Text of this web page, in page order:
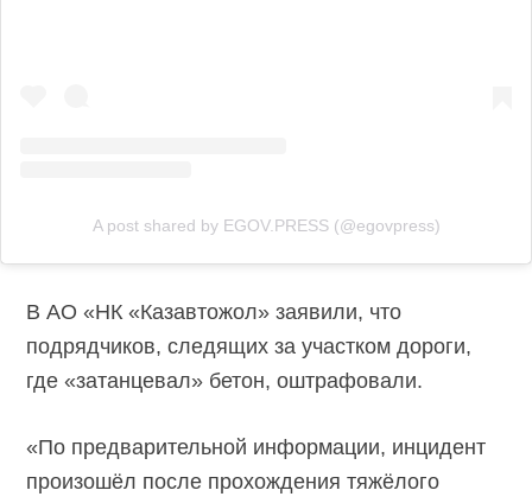
A post shared by EGOV.PRESS (@egovpress)
В АО «НК «Казавтожол» заявили, что
подрядчиков, следящих за участком дороги,
где «затанцевал» бетон, оштрафовали.
«По предварительной информации, инцидент
произошёл после прохождения тяжёлого